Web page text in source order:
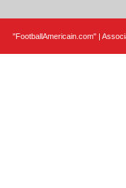
"FootballAmericain.com" |